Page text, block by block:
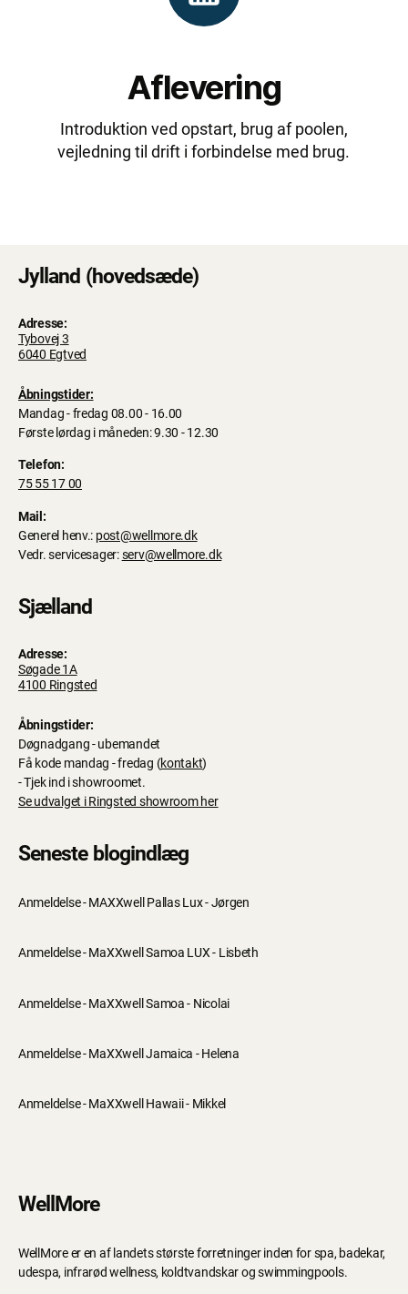
Aflevering
Introduktion ved opstart, brug af poolen,
vejledning til drift i forbindelse med brug.
Jylland (hovedsæde)
Adresse:
Tybovej 3
6040 Egtved
Åbningstider:
Mandag - fredag 08.00 - 16.00
Første lørdag i måneden: 9.30 - 12.30
Telefon:
75 55 17 00
Mail:
Generel henv.: post@wellmore.dk
Vedr. servicesager:serv@wellmore.dk
Sjælland
Adresse:
Søgade 1A
4100 Ringsted
Åbningstider:
Døgnadgang - ubemandet
Få kode mandag - fredag (kontakt)
- Tjek ind i showroomet.
Se udvalget i Ringsted showroom her
Seneste blogindlæg
Anmeldelse - MAXXwell Pallas Lux - Jørgen
Anmeldelse - MaXXwell Samoa LUX - Lisbeth
Anmeldelse - MaXXwell Samoa - Nicolai
Anmeldelse - MaXXwell Jamaica - Helena
Anmeldelse - MaXXwell Hawaii - Mikkel
WellMore
WellMore er en af landets største forretninger inden for spa, badekar,
udespa, infrarød wellness, koldtvandskar og swimmingpools.